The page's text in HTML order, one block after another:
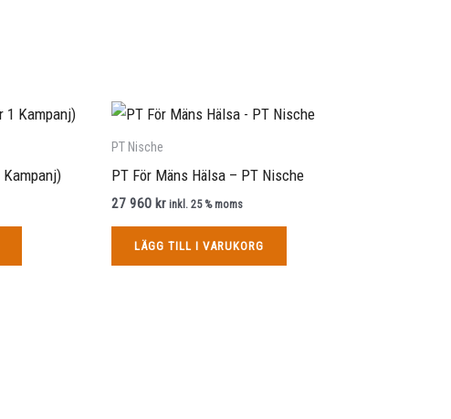
Kampanj)
PT Nische
PT För Mäns Hälsa – PT Nische
27 960 kr inkl. 25 % moms
LÄGG TILL I VARUKORG